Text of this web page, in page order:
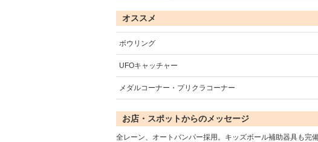
オススメ
ボウリング
UFOキャッチャー
メダルコーナー・プリクラコーナー
お店・スポットからのメッセージ
全レーン、オートバンパー採用。キッズボール補助器具も完